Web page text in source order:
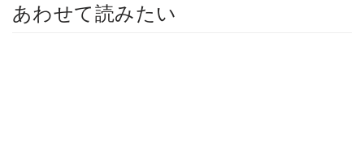
あわせて読みたい